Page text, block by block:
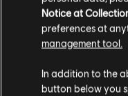
do programa vai ficar
Testes da Y7S1.
durante a temporada
no jogo definitivo) e
Notice at
preferences at
management tool.
In addition to the
button below you